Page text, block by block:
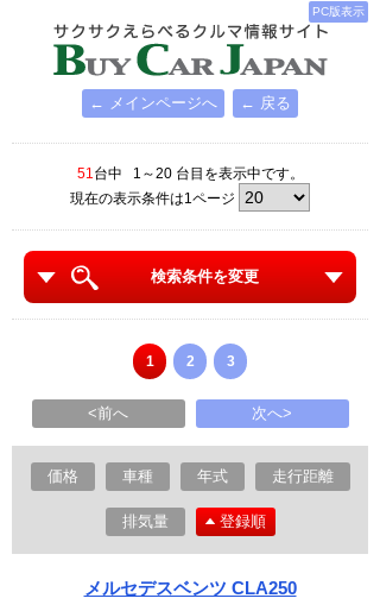
PC版表示
← メインページへ ← 戻る
51台中 1～20 台目を表示中です。
現在の表示条件は1ページ
検索条件を変更
1 2 3
<前へ 次へ>
価格 車種 年式 走行距離
排気量 登録順
メルセデスベンツ CLA250